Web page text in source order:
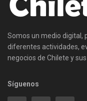
Somos un medio digital,
diferentes actividades,
negocios de Chilete y
Síguenos